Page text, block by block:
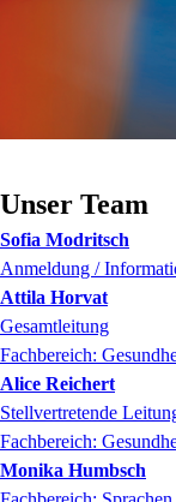
Unser Team
Sofia Modritsch
Anmeldung /
Attila Horvat
Gesamtleitung
Fachbereich:
Alice Reichert
Stellvertretende
Fachbereich:
Monika Humbsch